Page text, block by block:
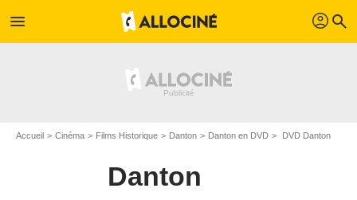
menu profil search
Accueil Cinéma Films Historique Danton Danton en DVD DVD Danton
Danton